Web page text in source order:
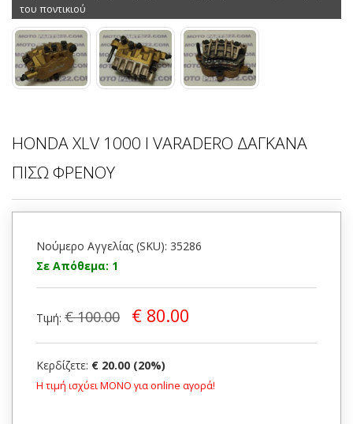
του ποντικιού
HONDA XLV 1000 I VARADERO ΔΑΓΚΑΝΑ
ΠΙΣΩ ΦΡΕΝΟΥ
Νούμερο Αγγελίας (SKU): 35286
Σε Απόθεμα: 1
Τιμή: € 100.00 € 80.00
Κερδίζετε: € 20.00 (20%)
Η τιμή ισχύει ΜΟΝΟ για online αγορά!